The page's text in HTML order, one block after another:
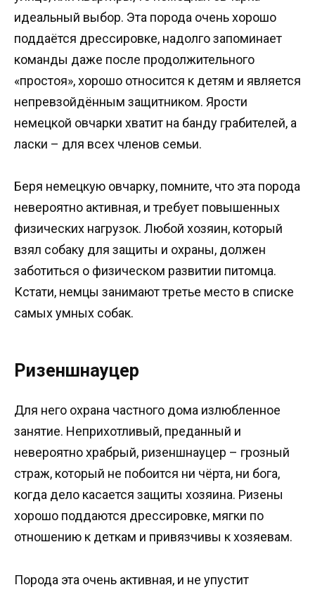
идеальный выбор. Эта порода очень хорошо
поддаётся дрессировке, надолго запоминает
команды даже после продолжительного
«простоя», хорошо относится к детям и является
непревзойдённым защитником. Ярости
немецкой овчарки хватит на банду грабителей, а
ласки – для всех членов семьи.
Беря немецкую овчарку, помните, что эта порода
невероятно активная, и требует повышенных
физических нагрузок. Любой хозяин, который
взял собаку для защиты и охраны, должен
заботиться о физическом развитии питомца.
Кстати, немцы занимают третье место в списке
самых умных собак.
Ризеншнауцер
Для него охрана частного дома излюбленное
занятие. Неприхотливый, преданный и
невероятно храбрый, ризеншнауцер – грозный
страж, который не побоится ни чёрта, ни бога,
когда дело касается защиты хозяина. Ризены
хорошо поддаются дрессировке, мягки по
отношению к деткам и привязчивы к хозяевам.
Порода эта очень активная, и не упустит